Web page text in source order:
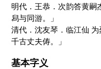
明代．王恭．次韵答黄嗣
舄与同游。」
清代．沈友琴．临江仙 为
千古丈夫俦。」
基本字义